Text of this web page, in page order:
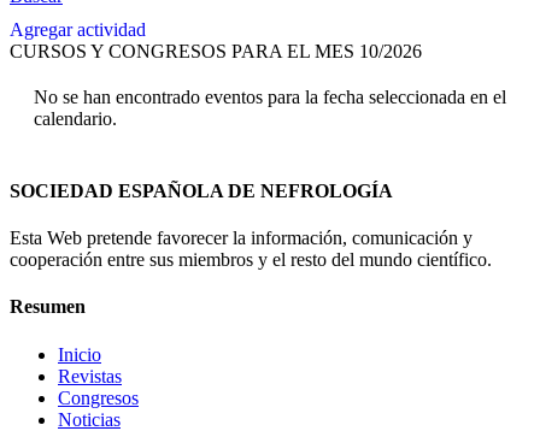
Agregar actividad
CURSOS Y CONGRESOS PARA EL MES 10/2026
No se han encontrado eventos para la fecha seleccionada en el
calendario.
SOCIEDAD ESPAÑOLA DE NEFROLOGÍA
Esta Web pretende favorecer la información, comunicación y
cooperación entre sus miembros y el resto del mundo científico.
Resumen
Inicio
Revistas
Congresos
Noticias